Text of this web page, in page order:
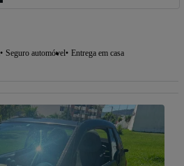
Seguro automóvel Entrega em casa